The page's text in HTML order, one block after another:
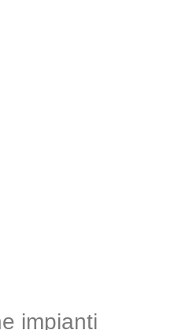
impianti